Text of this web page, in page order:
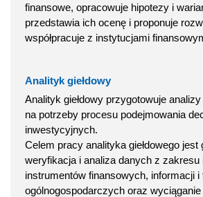
finansowe, opracowuje hipotezy i
przedstawia ich ocenę i proponuje
współpracuje z instytucjami
Analityk giełdowy
Analityk giełdowy przygotowuje
na potrzeby procesu podejmowania
inwestycyjnych.
Celem pracy analityka giełdowego jest
weryfikacja i analiza danych z zakresu
instrumentów finansowych, informacji i
ogólnogospodarczych oraz